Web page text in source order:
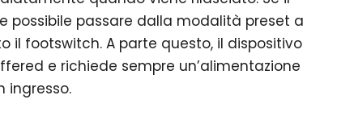
possibile passare dalla modalità preset a
il footswitch. A parte questo, il dispositivo
e richiede sempre un’alimentazione
ingresso.